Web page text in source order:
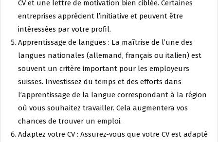
CV et une lettre de motivation bien ciblée. Certaines
entreprises apprécient l’initiative et peuvent être
intéressées par votre profil.
Apprentissage de langues : La maîtrise de l’une des
langues nationales (allemand, français ou italien) est
souvent un critère important pour les employeurs
suisses. Investissez du temps et des efforts dans
l’apprentissage de la langue correspondant à la région
où vous souhaitez travailler. Cela augmentera vos
chances de trouver un emploi.
Adaptez votre CV : Assurez-vous que votre CV est adapté